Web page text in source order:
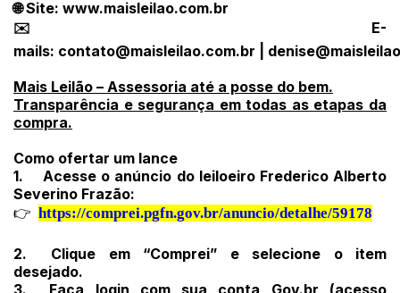
🌐 Site: www.maisleilao.com.br
✉️ E-
mails: contato@maisleilao.com.br
Mais Leilão – Assessoria até a posse do bem.
Transparência e segurança em todas as etapas da
compra.
Como ofertar um lance
1.
Acesse o anúncio do leiloeiro Frederico Alberto
Severino Frazão:
👉 https://comprei.pgfn.gov.br/anuncio/detalhe/59178
2.
Clique em “Comprei” e selecione o item
desejado.